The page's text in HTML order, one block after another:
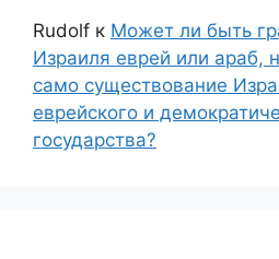
Rudolf к Может ли быть
Израиля еврей или араб,
само существование
еврейского и
государства?